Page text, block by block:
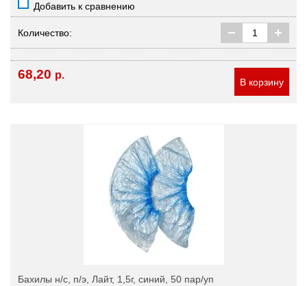
Добавить к сравнению
Количество:
68,20 р.
В корзину
Бахилы н/с, п/э, Лайт, 1,5г, синий, 50 пар/уп